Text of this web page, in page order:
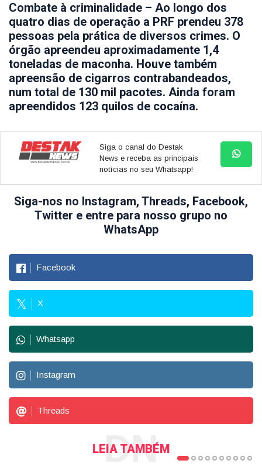
Combate à criminalidade – Ao longo dos
quatro dias de operação a PRF prendeu 378
pessoas pela prática de diversos crimes. O
órgão apreendeu aproximadamente 1,4
toneladas de maconha. Houve também
apreensão de cigarros contrabandeados,
num total de 130 mil pacotes. Ainda foram
apreendidos 123 quilos de cocaína.
Siga o canal do Destak
News e receba as principais
notícias no seu Whatsapp!
Siga-nos no Instagram, Threads, Facebook,
Twitter e entre para nosso grupo no
WhatsApp
Facebook
X
Whatsapp
Instagram
Threads
LEIA TAMBÉM
DN